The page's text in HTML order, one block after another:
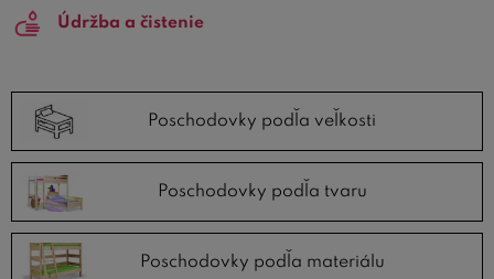
podľa tvaru
tvare L
TIP:V našej poradni sa môžete dočítať
ako vybrať
poschodovú posteľ.
Špeciálnu skupinu tvoria poschodové postele pre deti
pri ktorých garantujeme
riešite nedostatok miesta v detskej izbe, našedetské
poschodové postelebudú skvelou voľbou. Pokiaľ ide o
Údržba a čistenie
Poschodovky podľa veľkosti
Poschodovky podľa tvaru
Poschodovky podľa materiálu